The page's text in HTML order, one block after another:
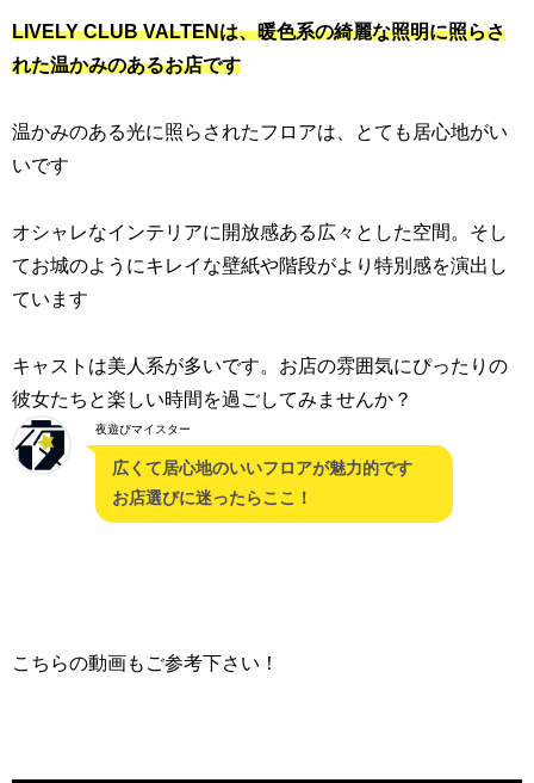
LIVELY CLUB VALTENは、暖色系の綺麗な照明に照らさ
れた温かみのあるお店です
温かみのある光に照らされたフロアは、とても居心地がい
いです
オシャレなインテリアに開放感ある広々とした空間。そし
てお城のようにキレイな壁紙や階段がより特別感を演出し
ています
キャストは美人系が多いです。お店の雰囲気にぴったりの
彼女たちと楽しい時間を過ごしてみませんか？
夜遊びマイスター
広くて居心地のいいフロアが魅力的です
お店選びに迷ったらここ！
こちらの動画もご参考下さい！